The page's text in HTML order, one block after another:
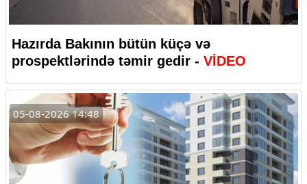
Hazırda Bakının bütün küçə və
prospektlərində təmir gedir - VİDEO
05-08-2026 14:48